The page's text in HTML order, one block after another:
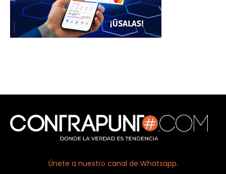
Únete a nuestro canal de Whatsapp.